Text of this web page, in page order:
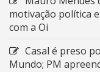
motivação política
com a Oi
Casal é preso
Mundo; PM